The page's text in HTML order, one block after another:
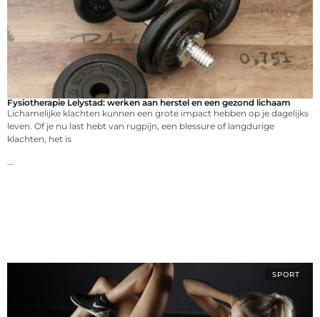
Fysiotherapie Lelystad: werken aan herstel en een gezond lichaam
Lichamelijke klachten kunnen een grote impact hebben op je dagelijks
leven. Of je nu last hebt van rugpijn, een blessure of langdurige
klachten, het is
...
SPORT